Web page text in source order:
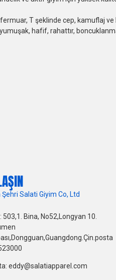
T şeklinde cep, kamuflaj ve
hafif, rahattır,
Salati Giyim Co, Ltd
503,1. Bina, No52,Longyan 10.
eddy@salatiapparel.com